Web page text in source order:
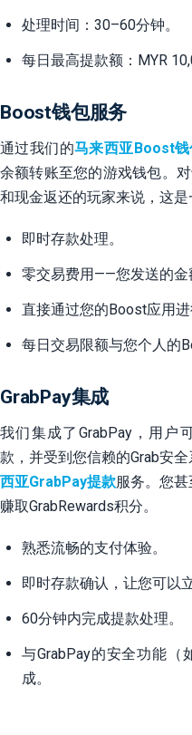
处理时间：30–60分钟。
每日最高提款额：MYR
Boost钱包服务
通过我们的马来西亚Boost
余额转账至您的游戏钱包。
和现金返还的玩家来说，这是
即时存款处理。
零交易费用——您发送的金
直接通过您的Boost应用进
每日交易限额与您个人的
GrabPay集成
我们集成了GrabPay，用户
款，并受到您信赖的Grab安
西亚GrabPay提款服务。您
赚取GrabRewards积分。
熟悉流畅的支付体验。
即时存款确认，让您可以
60分钟内完成提款处理。
与GrabPay的安全功能
成。